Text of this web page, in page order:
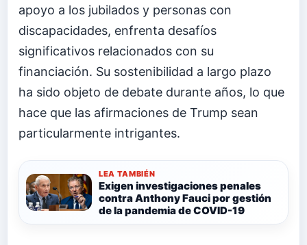
apoyo a los jubilados y personas con
discapacidades, enfrenta desafíos
significativos relacionados con su
financiación. Su sostenibilidad a largo plazo
ha sido objeto de debate durante años, lo que
hace que las afirmaciones de Trump sean
particularmente intrigantes.
LEA TAMBIÉN
Exigen investigaciones penales
contra Anthony Fauci por gestión
de la pandemia de COVID-19